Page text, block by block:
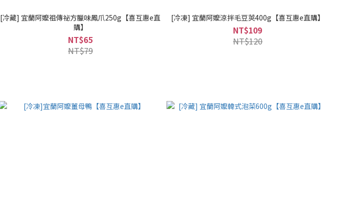
[冷藏] 宜蘭阿嬤祖傳祕方臘味鳳爪250g【喜互惠e直
購】
NT$65
NT$79
[冷凍] 宜蘭阿嬤涼拌毛豆莢400g【喜互惠e直購】
NT$109
NT$120